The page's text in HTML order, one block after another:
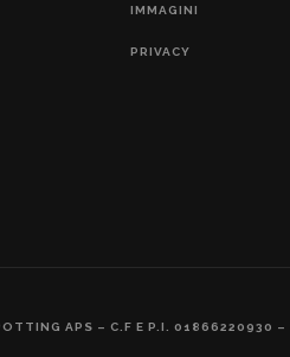
IMMAGINI
PRIVACY
APS – C.F E P.I. 01866220930 –